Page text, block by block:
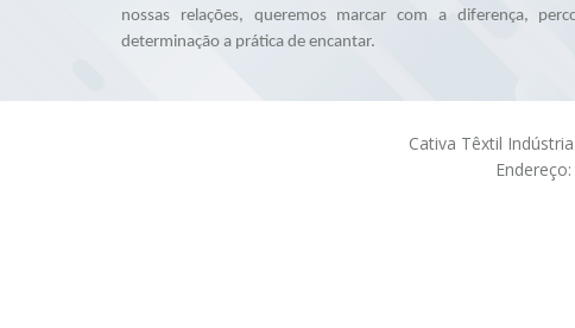
nossas relações, queremos marcar com a diferença,
determinação a prática de encantar.
Cativa Têxtil